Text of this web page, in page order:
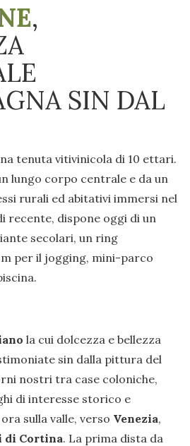
,
SIN DAL
tenuta vitivinicola di 10 ettari.
lungo corpo centrale e da un
rurali ed abitativi immersi nel
recente, dispone oggi di un
secolari, un ring
m per il jogging, mini-parco
la cui dolcezza e bellezza
sin dalla pittura del
nostri tra case coloniche,
di interesse storico e
sulla valle, verso Venezia,
di Cortina. La prima dista da